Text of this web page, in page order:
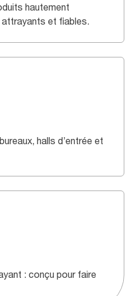
hautement
et fiables.
halls d’entrée et
: conçu pour faire